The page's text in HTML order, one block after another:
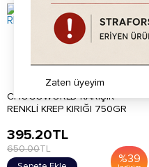
CHOCOWORLD KARIŞIK
RENKLİ KREP KIRIĞI 750GR
%39
395.20TL
650.00TL
Zaten üyeyim